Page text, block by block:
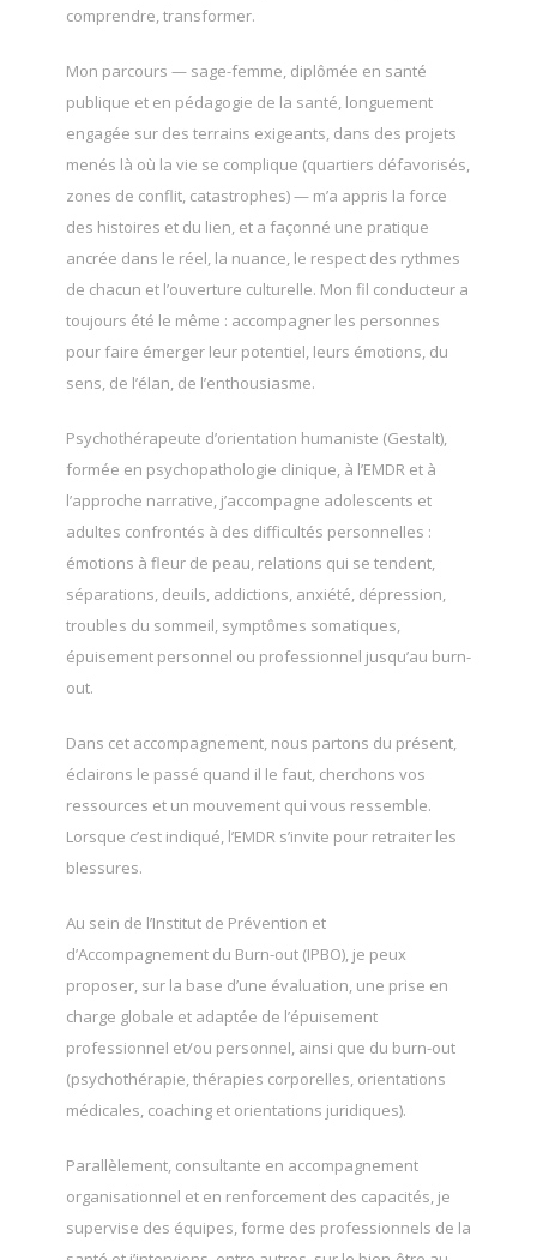
comprendre, transformer.
Mon parcours — sage-femme, diplômée en santé
publique et en pédagogie de la santé, longuement
engagée sur des terrains exigeants, dans des projets
menés là où la vie se complique (quartiers défavorisés,
zones de conflit, catastrophes) — m’a appris la force
des histoires et du lien, et a façonné une pratique
ancrée dans le réel, la nuance, le respect des rythmes
de chacun et l’ouverture culturelle. Mon fil conducteur a
toujours été le même : accompagner les personnes
pour faire émerger leur potentiel, leurs émotions, du
sens, de l’élan, de l’enthousiasme.
Psychothérapeute d’orientation humaniste (Gestalt),
formée en psychopathologie clinique, à l’EMDR et à
l’approche narrative, j’accompagne adolescents et
adultes confrontés à des difficultés personnelles :
émotions à fleur de peau, relations qui se tendent,
séparations, deuils, addictions, anxiété, dépression,
troubles du sommeil, symptômes somatiques,
épuisement personnel ou professionnel jusqu’au burn-
out.
Dans cet accompagnement, nous partons du présent,
éclairons le passé quand il le faut, cherchons vos
ressources et un mouvement qui vous ressemble.
Lorsque c’est indiqué, l’EMDR s’invite pour retraiter les
blessures.
Au sein de l’Institut de Prévention et
d’Accompagnement du Burn-out (IPBO), je peux
proposer, sur la base d’une évaluation, une prise en
charge globale et adaptée de l’épuisement
professionnel et/ou personnel, ainsi que du burn-out
(psychothérapie, thérapies corporelles, orientations
médicales, coaching et orientations juridiques).
Parallèlement, consultante en accompagnement
organisationnel et en renforcement des capacités, je
supervise des équipes, forme des professionnels de la